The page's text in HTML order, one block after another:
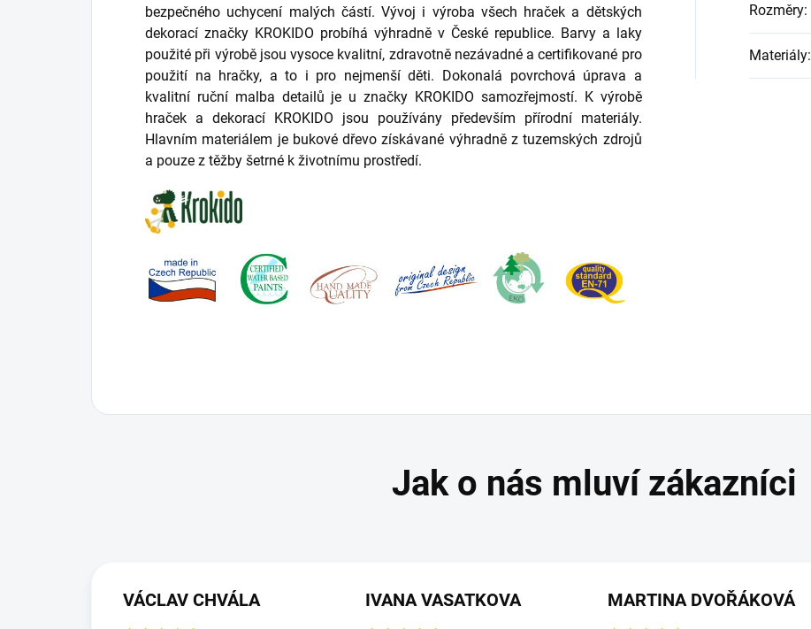
bezpečného uchycení malých částí. Vývoj i výroba všech hraček a dětských
dekorací značky KROKIDO probíhá výhradně v České republice. Barvy a laky
použité při výrobě jsou vysoce kvalitní, zdravotně nezávadné a certifikované pro
použití na hračky, a to i pro nejmenší děti. Dokonalá povrchová úprava a
kvalitní ruční malba detailů je u značky KROKIDO samozřejmostí. K výrobě
hraček a dekorací KROKIDO jsou používány především přírodní materiály.
Hlavním materiálem je bukové dřevo získávané výhradně z tuzemských zdrojů
a pouze z těžby šetrné k životnímu prostředí.
Rozměry:
Materiály:
VÁCLAV CHVÁLA IVANA VASATKOVA MARTINA DVOŘÁKOVÁ